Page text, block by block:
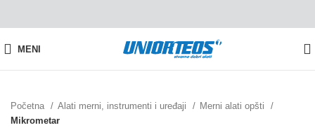
MENI
Početna Alati merni, instrumenti i uređaji
Merni alati opšti
Mikrometar